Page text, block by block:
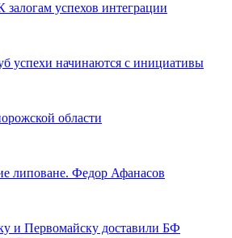
успехов интеграции
успехи начинаются с инициативы
области
липоване. Федор Афанасов
и Первомайску доставили БФ